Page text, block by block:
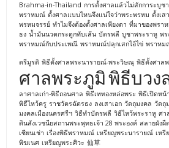
Brahma-in-Thailand การตั้งศาลแล้วไม่สักการะบูช
พราหมณ์ ตั้งศาลแบบไหนจึงแน่ใจว่าพระพรหม ตั้งเส
พรหมจรรย์ ทำไมจึงต้องตั้งศาลเพียงตา ที่มาของพรา
ธง น้ำมันนวดกระดูกทับเส้น บัตรพลี บูชาพระราหู พร
พราหมณ์กับประเพณี พราหมณ์ปลุกเสกไอ้ไข่ พราหม
ตรีมูรติ พิธีตั้งศาลพระนารายณ์-พระวิษณุ พิธีตั้งศาล
ศาลพระภูมิพิธีบวง
ลาศาลเก่า-พิธีถอนศาล พิธีเททองหล่อพระ พิธีเปิดหน้
พิธีไหว้ครู ราชวัตรฉัตรธง ลงเสาเอก วัตถุมงคล วัตถุ
มงคลเมืองนครศรีฯ วิธีทำบัตรพลี วิธีไหว้พระราหู ศา
ดินสังเวชนียสถานพระพุทธเจ้า 28 พระองค์ สลายผังผื
เซียนเช่า เรื่องพิธีพราหมณ์ เหรียญพระนารายณ์ เหรี
พิฆเนศ เหรียญพระศิวะ 仙草